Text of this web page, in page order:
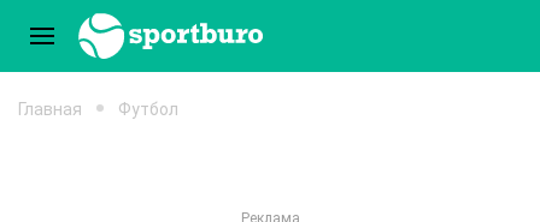
Главная Футбол